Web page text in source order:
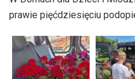
dźwiękowych
prawie pięćdziesięciu